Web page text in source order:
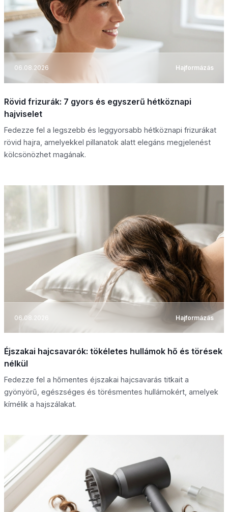
06.08.2026 Hajformázás
Rövid frizurák: 7 gyors és egyszerű hétköznapi
hajviselet
Fedezze fel a legszebb és leggyorsabb hétköznapi frizurákat
rövid hajra, amelyekkel pillanatok alatt elegáns megjelenést
kölcsönözhet magának.
06.08.2026 Hajformázás
Éjszakai hajcsavarók: tökéletes hullámok hő és törések
nélkül
Fedezze fel a hőmentes éjszakai hajcsavarás titkait a
gyönyörű, egészséges és törésmentes hullámokért, amelyek
kímélik a hajszálakat.